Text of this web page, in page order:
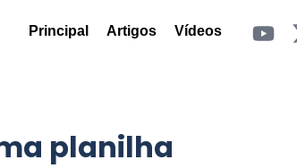
Principal Artigos Vídeos
planilha